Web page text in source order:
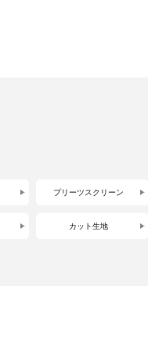
プリーツスクリーン
カット生地